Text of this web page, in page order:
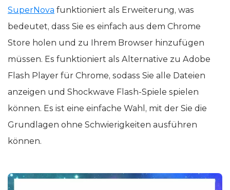
SuperNova funktioniert als Erweiterung, was
bedeutet, dass Sie es einfach aus dem Chrome
Store holen und zu Ihrem Browser hinzufügen
müssen. Es funktioniert als Alternative zu Adobe
Flash Player für Chrome, sodass Sie alle Dateien
anzeigen und Shockwave Flash-Spiele spielen
können. Es ist eine einfache Wahl, mit der Sie die
Grundlagen ohne Schwierigkeiten ausführen
können.